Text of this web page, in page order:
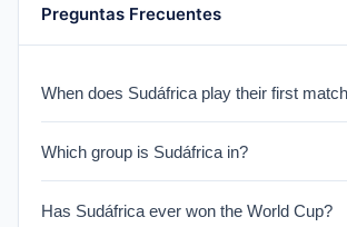
Preguntas Frecuentes
When does Sudáfrica play their first
June 11, 2026 in México City.
Which group is Sudáfrica in?
UEFA Playoff winner.
Has Sudáfrica ever won the World Cup?